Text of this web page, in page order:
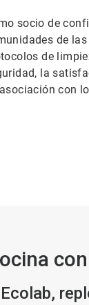
socio de
de
de
la
con